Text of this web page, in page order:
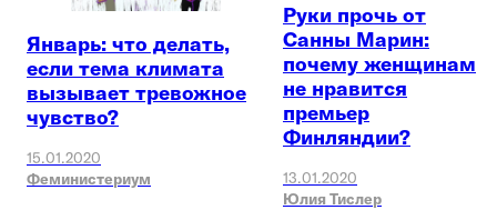
Январь: что делать,
если тема климата
вызывает тревожное
чувство?
15.01.2020
Феминистериум
Руки прочь от
Санны Марин:
почему женщинам
не нравится
премьер
Финляндии?
13.01.2020
Юлия Тислер